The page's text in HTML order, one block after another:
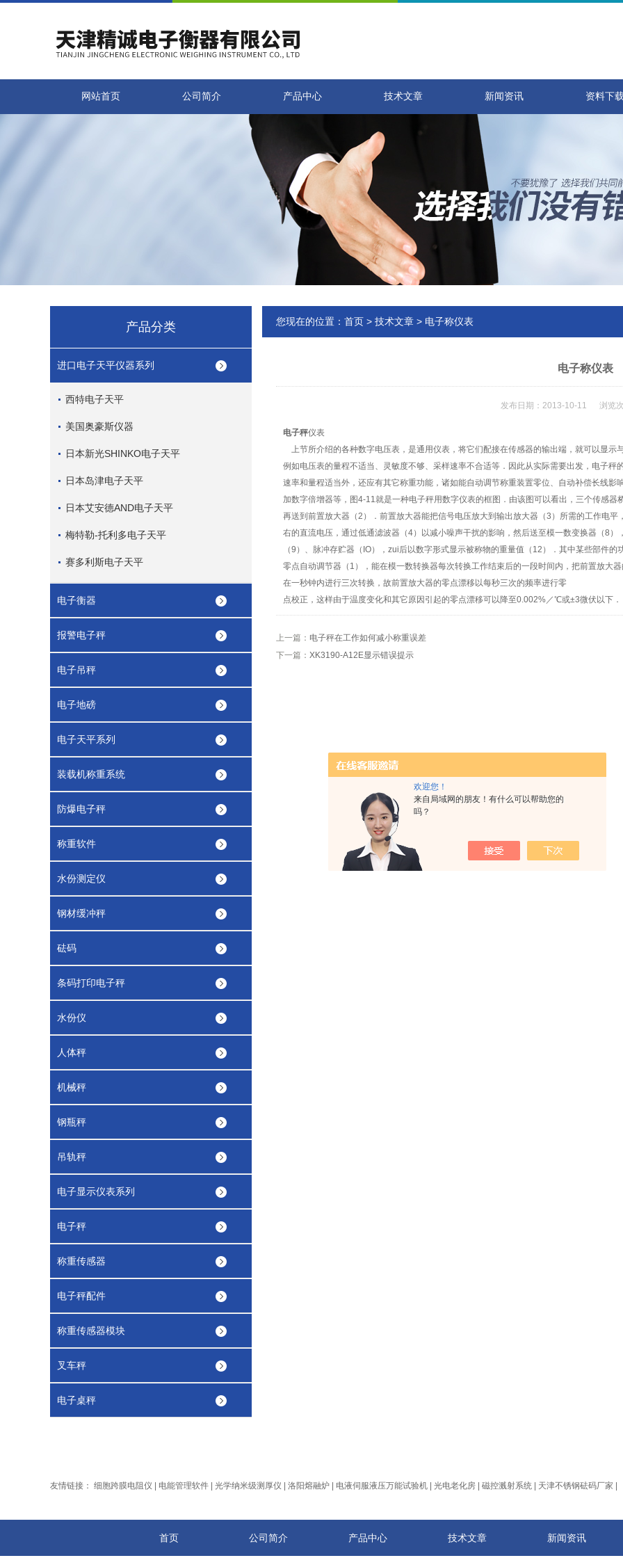
欢迎您！
来自局域网的朋友！有什么可以帮助您的
吗？
网站首页 公司简介 产品中心 技术文章 新闻资讯 资料下
产品分类
进口电子天平仪器系列
西特电子天平
美国奥豪斯仪器
日本新光SHINKO电子天平
日本岛津电子天平
日本艾安德AND电子天平
梅特勒-托利多电子天平
赛多利斯电子天平
电子衡器
报警电子秤
电子吊秤
电子地磅
电子天平系列
装载机称重系统
防爆电子秤
称重软件
水份测定仪
钢材缓冲秤
砝码
条码打印电子秤
水份仪
人体秤
机械秤
钢瓶秤
吊轨秤
电子显示仪表系列
电子秤
称重传感器
电子秤配件
称重传感器模块
叉车秤
电子桌秤
您现在的位置： 首页 > 技术文章 > 电子称仪表
电子称仪表
发布日期：2013-10-11 浏览
电子秤仪表
上节所介绍的各种数字电压表，是通用仪表，将它们配接在传感器的输出端，就可以显示
例如电压表的量程不适当、灵敏度不够、采样速率不合适等．因此从实际需要出发，电子
速率和量程适当外，还应有其它称重功能，诸如能自动调节称重装置零位、自动补偿长线
加数字倍增器等，图4-11就是一种电子秤用数字仪表的框图．由该图可以看出，三个传感
再送到前置放大器（2）．前置放大器能把信号电压放大到输出放大器（3）所需的工作电
右的直流电压，通过低通滤波器（4）以减小噪声干扰的影响，然后送至模一数变换器（8
（9）、脉冲存贮器（IO），zui后以数字形式显示被称物的重量值（12）．其中某些部件的
零点自动调节器（1），能在模一数转换器每次转换工作结束后的一段时间内，把前置放大
在一秒钟内进行三次转换，故前置放大器的零点漂移以每秒三次的频率进行零
点校正，这样由于温度变化和其它原因引起的零点漂移可以降至0.002%／℃或±3微伏以下．
上一篇： 电子秤在工作如何减小称重误差
下一篇： XK3190-A12E显示错误提示
友情链接： 细胞跨膜电阻仪 电能管理软件 光学纳米级测厚仪 洛阳熔融炉 电液伺服液压万能试验机 光电老化房 磁控溅射系统 天津不锈钢砝码厂家
首页 公司简介 产品中心 技术文章 新闻资讯